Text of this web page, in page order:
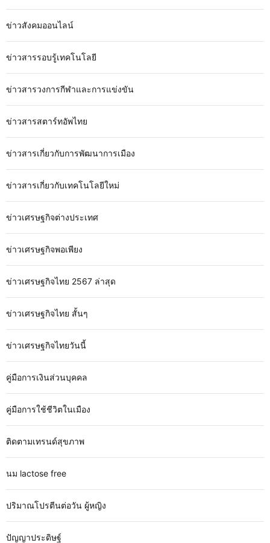
ข่าวสังคมออนไลน์
ข่าวสารรอบรู้เทคโนโลยี
ข่าวสารวงการกีฬาและการแข่งขัน
ข่าวสารสตาร์ทอัพไทย
ข่าวสารเกี่ยวกับการพัฒนาการเมือง
ข่าวสารเกี่ยวกับเทคโนโลยีใหม่
ข่าวเศรษฐกิจต่างประเทศ
ข่าวเศรษฐกิจพอเพียง
ข่าวเศรษฐกิจไทย 2567 ล่าสุด
ข่าวเศรษฐกิจไทย สั้นๆ
ข่าวเศรษฐกิจไทยวันนี้
คู่มือการเงินส่วนบุคคล
คู่มือการใช้ชีวิตในเมือง
ติดตามเทรนด์สุขภาพ
นม lactose free
ปริมาณโปรตีนต่อวัน ผู้หญิง
ปัญญาประดิษฐ์